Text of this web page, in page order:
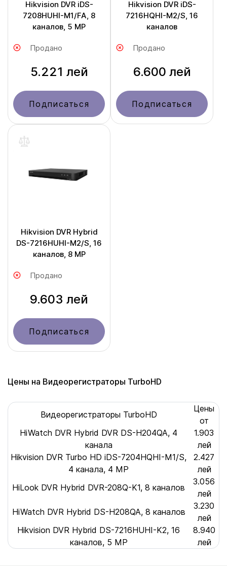
Hikvision DVR iDS-
7208HUHI-M1/FA, 8
каналов, 5 MP
Продано
5.221 лей
Подписаться
Hikvision DVR iDS-
7216HQHI-M2/S, 16
каналов
Продано
6.600 лей
Подписаться
Hikvision DVR Hybrid
DS-7216HUHI-M2/S, 16
каналов, 8 MP
Продано
9.603 лей
Подписаться
Цены на Видеорегистраторы TurboHD
Видеорегистраторы TurboHD
Цены
от
HiWatch DVR Hybrid DVR DS-H204QA, 4
канала
1.903
лей
Hikvision DVR Turbo HD iDS-7204HQHI-M1/S,
4 канала, 4 MP
2.427
лей
HiLook DVR Hybrid DVR-208Q-K1, 8 каналов
3.056
лей
HiWatch DVR Hybrid DS-H208QA, 8 каналов
3.230
лей
Hikvision DVR Hybrid DS-7216HUHI-K2, 16
каналов, 5 MP
8.940
лей